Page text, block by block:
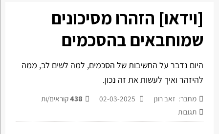
[וידאו] הזהרו מסיכונים
שמוחבאים בהסכמים
היום נדבר על החשיבות של הסכמים, למה לשים לב, ממה
להיזהר ואיך לעשות את זה נכון.
מחבר: זאב רונן 438קוראים/ות
תגובות